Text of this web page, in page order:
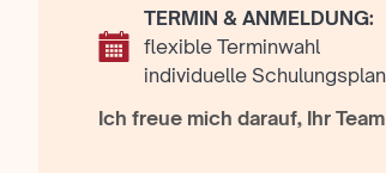
TERMIN & ANMELDUNG:
flexible Terminwahl
individuelle
Ich freue mich darauf, Ihr